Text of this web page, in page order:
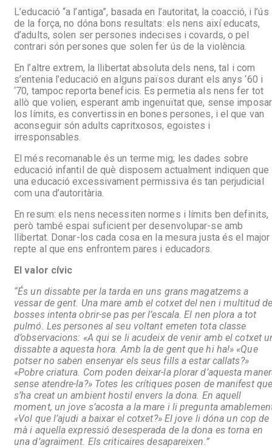
L’educació “a l’antiga”, basada en l’autoritat, la coacció, i l’ús
de la força, no dóna bons resultats: els nens així educats,
d’adults, solen ser persones indecises i covards, o pel
contrari són persones que solen fer ús de la violència.
En l’altre extrem, la llibertat absoluta dels nens, tal i com
s’entenia l’educació en alguns països durant els anys ‘60 i
‘70, tampoc reporta beneficis. Es permetia als nens fer tot
allò que volien, esperant amb ingenuïtat que, sense
los límits, es convertissin en bones persones, i el que van
aconseguir són adults capritxosos, egoistes i
irresponsables.
El més recomanable és un terme mig; les dades sobre
educació infantil de què disposem actualment indiquen que
una educació excessivament permissiva és tan perjudicial
com una d’autoritària.
En resum: els nens necessiten normes i límits ben definits,
però també espai suficient per desenvolupar-se amb
llibertat. Donar-los cada cosa en la mesura justa és el major
repte al que ens enfrontem pares i educadors.
El valor cívic
“És un dissabte per la tarda en uns grans magatzems a
vessar de gent. Una mare amb el cotxet del nen i multitud
bosses intenta obrir-se pas per l’escala. El nen plora a tot
pulmó. Les persones al seu voltant emeten tota classe
d’observacions: «A qui se li acudeix de venir amb el cotxet
dissabte a aquesta hora. Amb la de gent que hi ha!» «Que
potser no saben ensenyar els seus fills a estar callats?»
«Pobre criatura. Com poden deixar-la plorar d’aquesta
sense atendre-la?» Totes les crítiques posen de manifest
s’ha creat un ambient hostil envers la dona. En aquell
moment, un jove s’acosta a la mare i li pregunta
«Vol que l’ajudi a baixar el cotxet?» El jove li dóna un cop de
mà i aquella expressió desesperada de la dona es torna en
una d’agraïment. Els criticaires desapareixen.”